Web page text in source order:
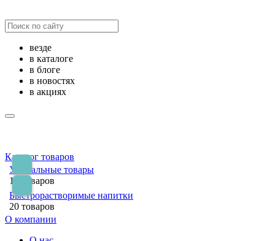
везде
в каталоге
в блоге
в новостях
в акциях
Каталог товаров
Уникальные товары
14 товаров
Быстрорастворимые напитки
20 товаров
О компании